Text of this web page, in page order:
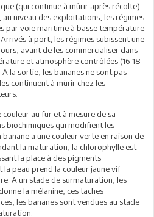
(qui continue à mûrir après récolte).
niveau des exploitations, les régimes
par voie maritime à basse température.
à port, les régimes subissent une
avant de les commercialiser dans
et atmosphère contrôlées (16-18
la sortie, les bananes ne sont pas
continuent à mûrir chez les
au fur et à mesure de sa
biochimiques qui modifient les
a une couleur verte en raison de
la maturation, la chlorophylle est
la place à des pigments
peau prend la couleur jaune vif
A un stade de surmaturation, les
la mélanine, ces taches
les bananes sont vendues au stade